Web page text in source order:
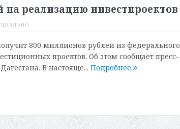
на реализацию инвестпроектов
800 миллионов рублей из федерального
проектов. Об этом сообщает пресс-
В настояще... Подробнее